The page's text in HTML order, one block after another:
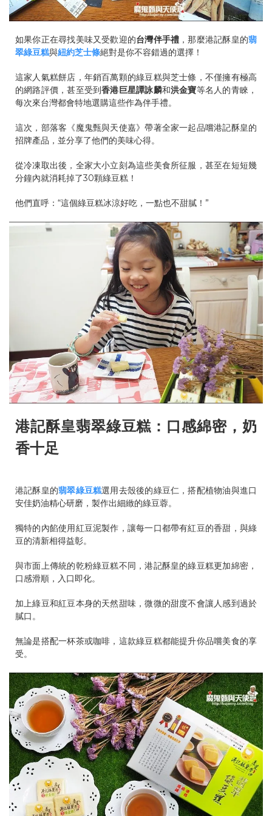
如果你正在尋找美味又受歡迎的台灣伴手禮 ，那麼港記酥皇的翡
翠綠豆糕與紐約芝士條絕對是你不容錯過的選擇！
這家人氣糕餅店，年銷百萬顆的綠豆糕與芝士條，不僅擁有極高
的網路評價，甚至受到香港巨星譚詠麟和洪金寶等名人的青睞，
每次來台灣都會特地選購這些作為伴手禮。
這次，部落客《魔鬼甄與天使嘉》帶著全家一起品嚐港記酥皇的
招牌產品，並分享了他們的美味心得。
從冷凍取出後，全家大小立刻為這些美食所征服，甚至在短短幾
分鐘內就消耗掉了30顆綠豆糕！
他們直呼：“這個綠豆糕冰涼好吃，一點也不甜膩！”
港記酥皇翡翠綠豆糕：口感綿密，奶
香十足
港記酥皇的翡翠綠豆糕選用去殼後的綠豆仁，搭配植物油與進口
安佳奶油精心研磨，製作出細緻的綠豆蓉。
獨特的內餡使用紅豆泥製作，讓每一口都帶有紅豆的香甜，與綠
豆的清新相得益彰。
與市面上傳統的乾粉綠豆糕不同，港記酥皇的綠豆糕更加綿密，
口感滑順，入口即化。
加上綠豆和紅豆本身的天然甜味，微微的甜度不會讓人感到過於
膩口。
無論是搭配一杯茶或咖啡，這款綠豆糕都能提升你品嚐美食的享
受。